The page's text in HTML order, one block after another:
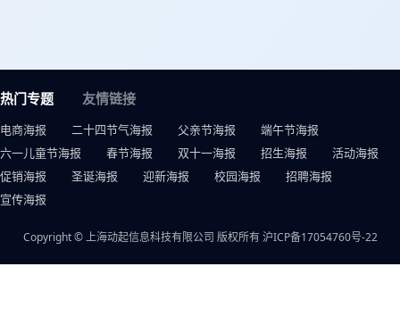
热门专题 友情链接
电商海报 二十四节气海报 父亲节海报
端午节海报
六一儿童节海报
春节海报 双十一海报 招生海报
活动海报
促销海报
圣诞海报 迎新海报 校园海报
招聘海报
宣传海报
Copyright © 上海动起信息科技有限公司 版权所有沪ICP备17054760号-22